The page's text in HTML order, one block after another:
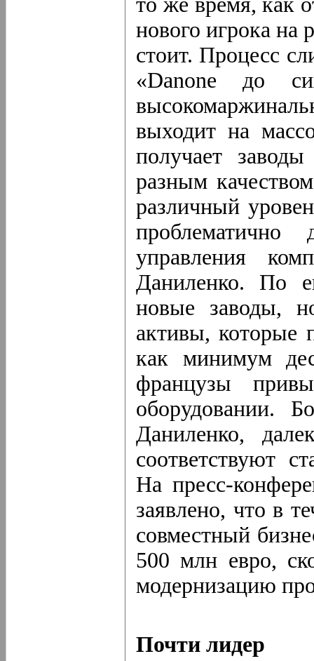
нового игрока на
стоит. Процесс
«Danone до
выходит на
получает
разным
различный
управления
Даниленко. По
новые заводы,
активы, которые
как минимум
французы
оборудовании.
Даниленко,
соответствуют
На пресс-
заявлено, что в
совместный
500 млн евро,
модернизацию
Почти лидер